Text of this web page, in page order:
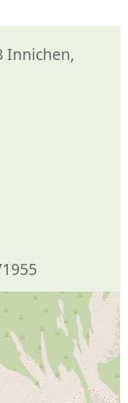
Innichen,